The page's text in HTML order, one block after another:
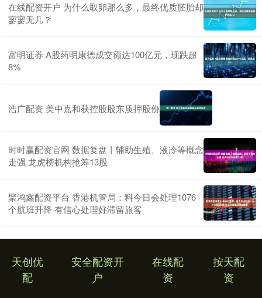
在线配资开户 为什么取卵那么多，最终优质胚胎却
寥寥无几？
富明证券 A股药明康德成交额达100亿元，现跌超
8%
浩广配资 美中嘉和获控股股东质押股份
时时赢配资官网 数据复盘丨辅助生殖、液冷等概念
走强 龙虎榜机构抢筹13股
聚鸿鑫配资平台 香港机管局：料今日会处理1076
个航班升降 有信心处理好滞留旅客
天创优
配
安全配资开
户
在线配
资
按天配
资